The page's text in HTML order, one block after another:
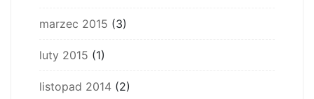
marzec 2015 (3)
luty 2015 (1)
listopad 2014 (2)